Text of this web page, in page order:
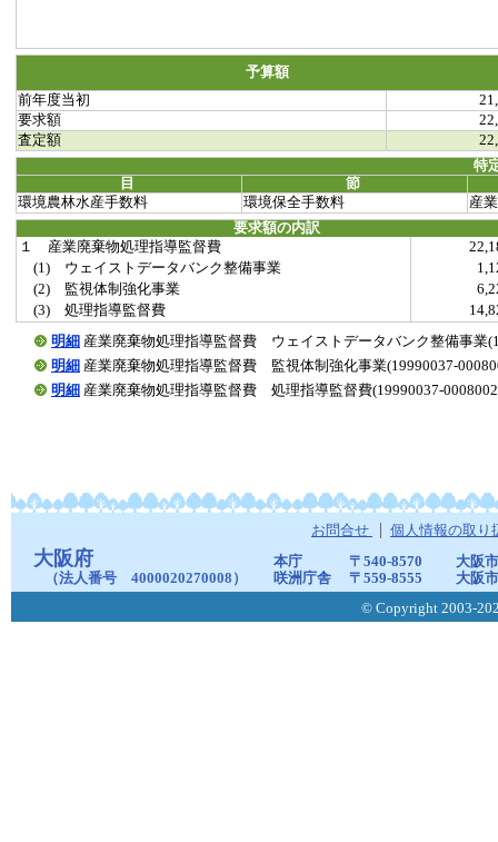
予算額
前年度当初
要求額
査定額
特
目
節
環境農林水産手数料
環境保全手数料
産
要求額の内訳
１ 産業廃棄物処理指導監督費
(1) ウェイストデータバンク整備事業
(2) 監視体制強化事業
(3) 処理指導監督費
明細 産業廃棄物処理指導監督費 ウェイストデータバンク整備事業
明細 産業廃棄物処理指導監督費 監視体制強化事業(19990037-
明細 産業廃棄物処理指導監督費 処理指導監督費(19990037-
お問合せ 個人情報の取り
大阪府
（法人番号 4000020270008）
本庁 〒540-8570
大阪
咲洲庁舎
〒559-8555
大阪
© Copyright 2003-